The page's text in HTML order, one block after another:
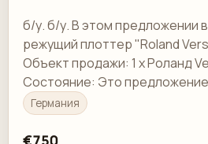
б/у. б/у. В этом предложении
режущий плоттер "Roland
Объект продажи: 1 х Роланд
Состояние: Это
для бывшего в употреблении
котором…
Германия
€750